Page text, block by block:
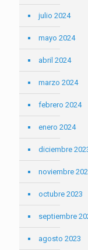
julio 2024
mayo 2024
abril 2024
marzo 2024
febrero 2024
enero 2024
diciembre
noviembre
octubre 2023
septiembre
agosto 2023